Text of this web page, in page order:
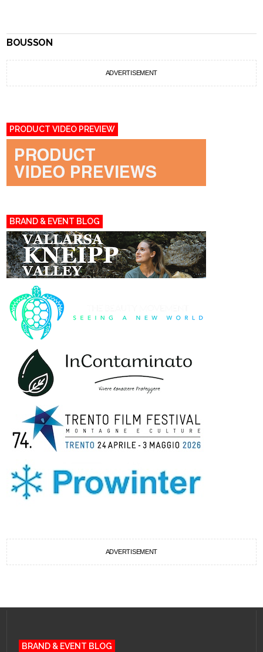
BOUSSON
ADVERTISEMENT
PRODUCT VIDEO PREVIEW
BRAND & EVENT BLOG
ADVERTISEMENT
BRAND & EVENT BLOG